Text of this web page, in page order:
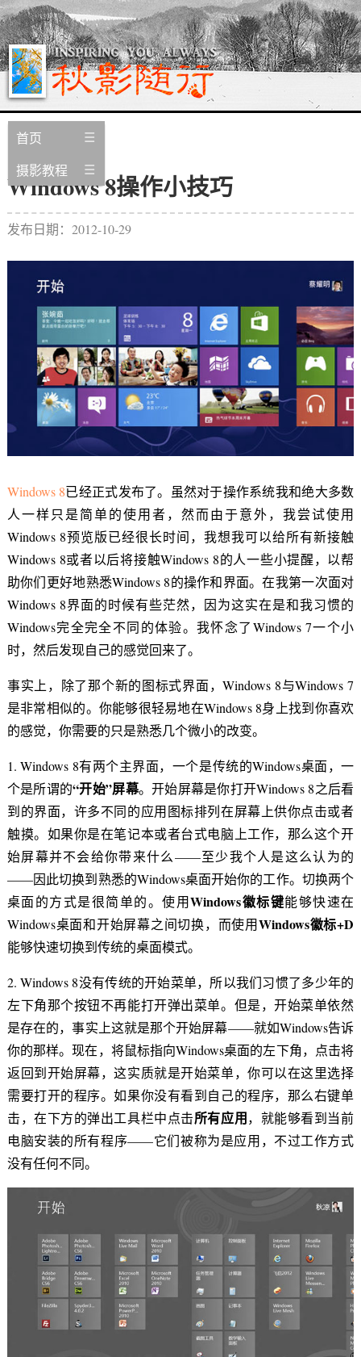
首页
摄影教程
Windows 8操作小技巧
发布日期：2012-10-29
Windows 8已经正式发布了。虽然对于操作系统我和绝大多数
人一样只是简单的使用者，然而由于意外，我尝试使用
Windows 8预览版已经很长时间，我想我可以给所有新接触
Windows 8或者以后将接触Windows 8的人一些小提醒，以帮
助你们更好地熟悉Windows 8的操作和界面。在我第一次面对
Windows 8界面的时候有些茫然，因为这实在是和我习惯的
Windows完全完全不同的体验。我怀念了Windows 7一个小
时，然后发现自己的感觉回来了。
事实上，除了那个新的图标式界面，Windows 8与Windows 7
是非常相似的。你能够很轻易地在Windows 8身上找到你喜欢
的感觉，你需要的只是熟悉几个微小的改变。
1. Windows 8有两个主界面，一个是传统的Windows桌面，一
个是所谓的“开始”屏幕。开始屏幕是你打开Windows 8之后看
到的界面，许多不同的应用图标排列在屏幕上供你点击或者
触摸。如果你是在笔记本或者台式电脑上工作，那么这个开
始屏幕并不会给你带来什么——至少我个人是这么认为的
——因此切换到熟悉的Windows桌面开始你的工作。切换两个
桌面的方式是很简单的。使用Windows徽标键能够快速在
Windows桌面和开始屏幕之间切换，而使用Windows徽标+D
能够快速切换到传统的桌面模式。
2. Windows 8没有传统的开始菜单，所以我们习惯了多少年的
左下角那个按钮不再能打开弹出菜单。但是，开始菜单依然
是存在的，事实上这就是那个开始屏幕——就如Windows告诉
你的那样。现在，将鼠标指向Windows桌面的左下角，点击将
返回到开始屏幕，这实质就是开始菜单，你可以在这里选择
需要打开的程序。如果你没有看到自己的程序，那么右键单
击，在下方的弹出工具栏中点击所有应用，就能够看到当前
电脑安装的所有程序——它们被称为是应用，不过工作方式
没有任何不同。